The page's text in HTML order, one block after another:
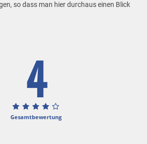
so dass man hier durchaus einen Blick
4
Gesamtbewertung